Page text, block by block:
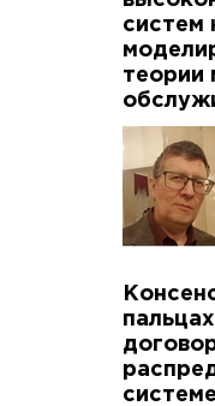
систем
теории
системе